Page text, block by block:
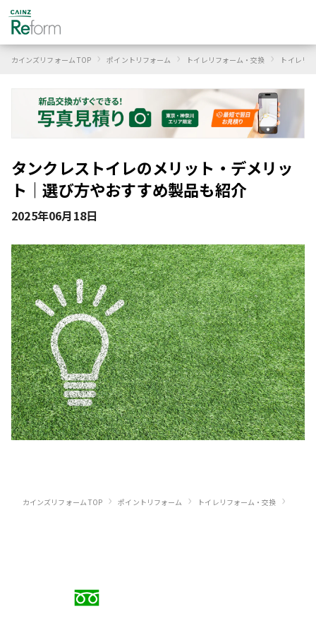
カインズリフォーム TOP › ポイントリフォーム › トイレリフォーム・交換 › トイレリ
タンクレストイレのメリット・デメリッ
ト｜選び方やおすすめ製品も紹介
2025年06月18日
カインズリフォーム TOP › ポイントリフォーム › トイレリフォーム・交換 ›